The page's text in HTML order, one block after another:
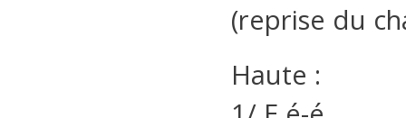
(reprise du
Haute :